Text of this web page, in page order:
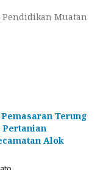
Pendidikan Muatan
Terung
Pertanian
Alok